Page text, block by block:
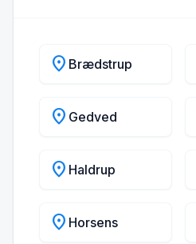
location_on Brædstrup
location_on Gedved
location_on Haldrup
location_on Horsens